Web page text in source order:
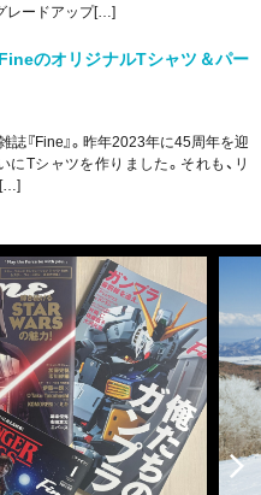
レードアップ[…]
FineのオリジナルTシャツ＆パー
誌『Fine』。昨年2023年に45周年を迎
にTシャツを作りました。それも、リ
[…]